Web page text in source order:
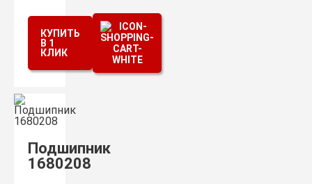
КУПИТЬ
В 1
КЛИК
Подшипник
1680208